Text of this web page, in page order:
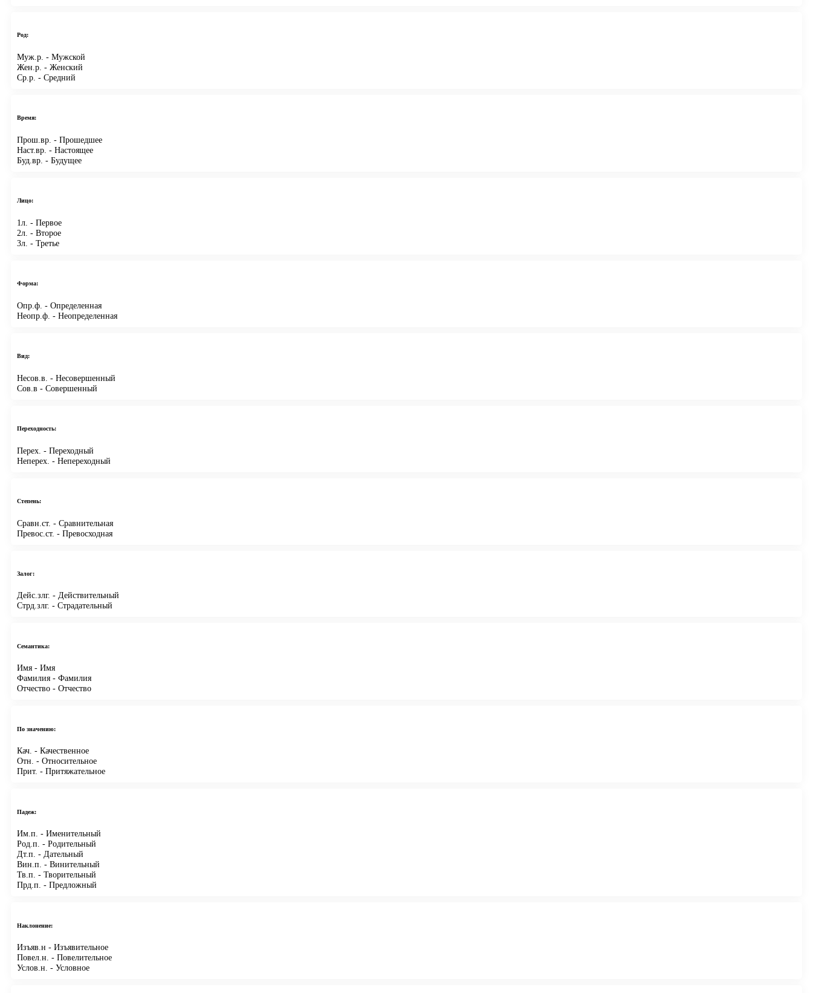
Род:
Муж.р. - Мужской
Жен.р. - Женский
Ср.р. - Средний
Время:
Прош.вр. - Прошедшее
Наст.вр. - Настоящее
Буд.вр. - Будущее
Лицо:
1л. - Первое
2л. - Второе
3л. - Третье
Форма:
Опр.ф. - Определенная
Неопр.ф. - Неопределенная
Вид:
Несов.в. - Несовершенный
Сов.в - Совершенный
Переходность:
Перех. - Переходный
Неперех. - Непереходный
Степень:
Сравн.ст. - Сравнительная
Превос.ст. - Превосходная
Залог:
Дейс.злг. - Действительный
Стрд.злг. - Страдательный
Семантика:
Имя - Имя
Фамилия - Фамилия
Отчество - Отчество
По значению:
Кач. - Качественное
Отн. - Относительное
Прит. - Притяжательное
Падеж:
Им.п. - Именительный
Род.п. - Родительный
Дт.п. - Дательный
Вин.п. - Винительный
Тв.п. - Творительный
Прд.п. - Предложный
Наклонение:
Изъяв.н - Изъявительное
Повел.н. - Повелительное
Услов.н. - Условное